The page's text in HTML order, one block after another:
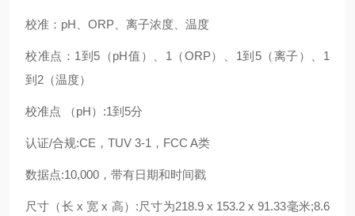
校准： pH、ORP、离子浓度、温度
校准点： 1到5（pH值）、1（ORP）、1到5（离子）、1
到2（温度）
校准点 （pH）:1到5分
认证/合规:CE，TUV 3-1，FCC A类
数据点:10,000，带有日期和时间戳
尺寸（长 x 宽 x 高）:尺寸为218.9 x 153.2 x 91.33毫米;8.6